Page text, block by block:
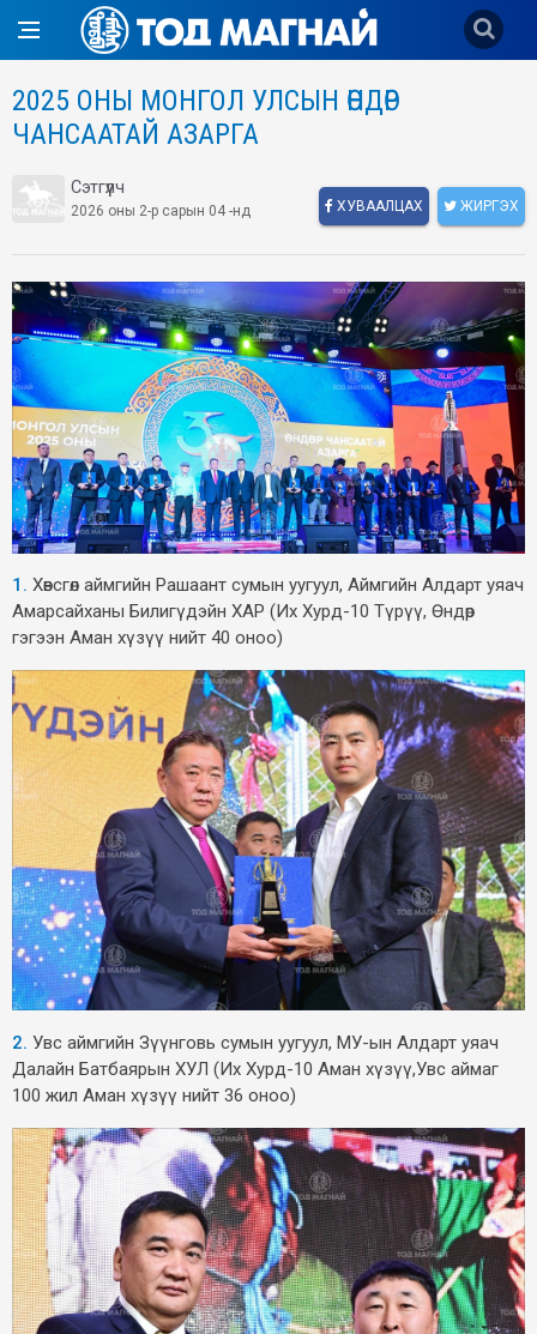
2025 ОНЫ МОНГОЛ УЛСЫН ​ӨНДӨР
ЧАНСААТАЙ АЗАРГА
Сэтгүүлч
2026 оны 2-р сарын 04 -нд ХУВААЛЦАХ ЖИРГЭХ
1. Хөвсгөл аймгийн Рашаант сумын уугуул, Аймгийн Алдарт уяач
Амарсайханы Билигүдэйн ХАР (Их Хурд-10 Түрүү, Өндөр
гэгээн Аман хүзүү нийт 40 оноо)
2. Увс аймгийн Зүүнговь сумын уугуул, МУ-ын Алдарт уяач
Далайн Батбаярын ХУЛ (Их Хурд-10 Аман хүзүү,Увс аймаг
100 жил Аман хүзүү нийт 36 оноо)